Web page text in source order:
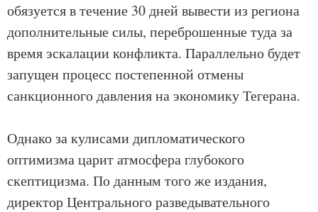
обязуется в течение 30 дней вывести из региона
дополнительные силы, переброшенные туда за
время эскалации конфликта. Параллельно будет
запущен процесс постепенной отмены
санкционного давления на экономику Тегерана.
Однако за кулисами дипломатического
оптимизма царит атмосфера глубокого
скептицизма. По данным того же издания,
директор Центрального разведывательного